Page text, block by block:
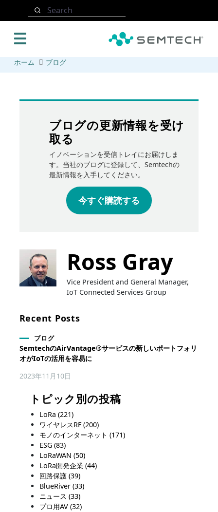
Search
ホーム ブログ
ブログの更新情報を受け
取る
イノベーションを受信トレイにお届けしま
す。当社のブログに登録して、Semtechの
最新情報を入手してください。
今すぐ購読する
Ross Gray
Vice President and General Manager,
IoT Connected Services Group
Recent Posts
ブログ
SemtechのAirVantage®サービスの新しいポートフォリ
オがIoTの活用を容易に
2023年11月10日
トピック別の投稿
LoRa(221)
ワイヤレスRF(200)
モノのインターネット(171)
ESG(83)
LoRaWAN(50)
LoRa開発企業(44)
回路保護(39)
BlueRiver(33)
ニュース(33)
プロ用AV(32)